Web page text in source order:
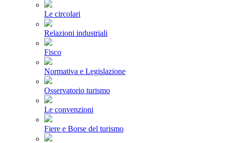
Le circolari
Relazioni industriali
Fisco
Normativa e Legislazione
Osservatorio turismo
Le convenzioni
Fiere e Borse del turismo